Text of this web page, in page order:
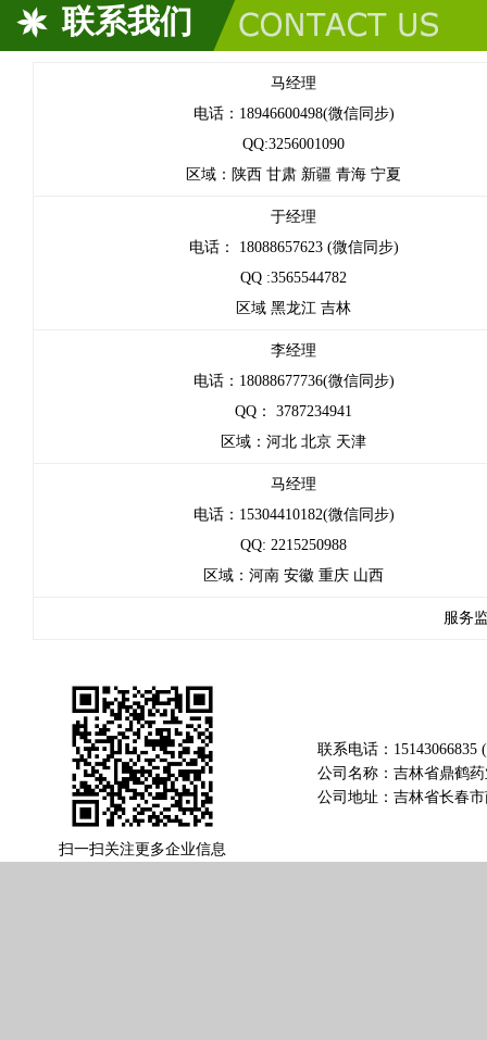
联系我们
马经理
电话：18946600498(微信同步)
QQ:3256001090
区域：陕西 甘肃 新疆 青海 宁夏
于经理
电话： 18088657623 (微信同步)
QQ :3565544782
区域 黑龙江 吉林
李经理
电话：18088677736(微信同步)
QQ： 3787234941
区域：河北 北京 天津
马经理
电话：15304410182(微信同步)
QQ: 2215250988
区域：河南 安徽 重庆 山西
服务
扫一扫关注更多企业信息
联系电话： 15143066835
公司名称：吉林省鼎鹤
公司地址：吉林省长春